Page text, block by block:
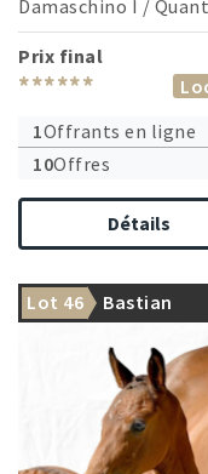
Damaschino I /
Prix final
******
1Offrants en ligne
10Offres
Détails
Lot 46 Bastian